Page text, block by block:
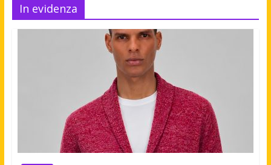
In evidenza